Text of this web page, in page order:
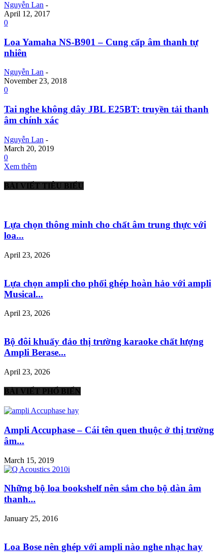
Nguyễn Lan -
April 12, 2017
0
Loa Yamaha NS-B901 – Cung cấp âm thanh tự
nhiên
Nguyễn Lan -
November 23, 2018
0
Tai nghe không dây JBL E25BT: truyền tải thanh
âm chính xác
Nguyễn Lan -
March 20, 2019
0
Xem thêm
BÀI VIẾT TIÊU BIỂU
Lựa chọn thông minh cho chất âm trung thực với
loa...
April 23, 2026
Lựa chọn ampli cho phối ghép hoàn hảo với ampli
Musical...
April 23, 2026
Bộ đôi khuấy đảo thị trường karaoke chất lượng
Ampli Berase...
April 23, 2026
BÀI VIẾT PHỔ BIẾN
Ampli Accuphase – Cái tên quen thuộc ở thị trường
âm...
March 15, 2019
Những bộ loa bookshelf nên sắm cho bộ dàn âm
thanh...
January 25, 2016
Loa Bose nên ghép với ampli nào nghe nhạc hay